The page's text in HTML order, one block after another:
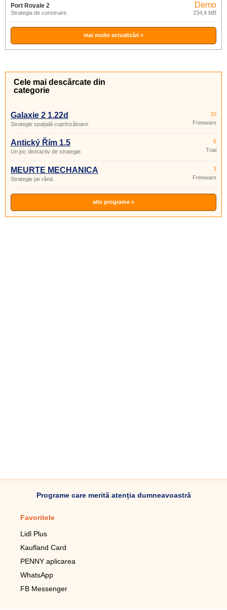
Port Royale 2
Strategia de construire.
Demo
234,4 MB
mai multe actualizări »
Cele mai descărcate din
categorie
Galaxie 2 1.22d
Strategie spațială cuprinzătoare.
10
Freeware
Antický Řím 1.5
Un joc distractiv de strategie.
5
Trial
MEURTE MECHANICA
Strategie pe rând.
3
Freeware
alte programe »
Programe care merită atenția dumneavoastră
Favoritele
Lidl Plus
Kaufland Card
PENNY aplicarea
WhatsApp
FB Messenger